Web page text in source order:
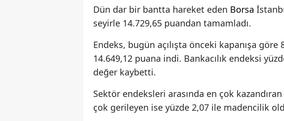
Dün dar bir bantta hareket eden Borsa
seyirle 14.729,65 puandan tamamladı.
Endeks, bugün açılışta önceki kapanışa göre
14.649,12 puana indi. Bankacılık endeksi
değer kaybetti.
Sektör endeksleri arasında en çok
çok gerileyen ise yüzde 2,07 ile madencilik